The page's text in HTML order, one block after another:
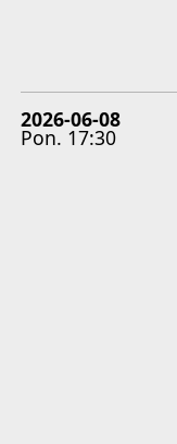
2026-06-08
Pon. 17:30